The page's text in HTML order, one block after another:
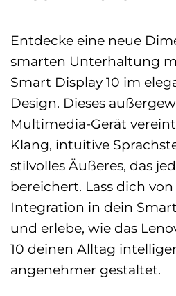
Entdecke eine neue
smarten Unterhaltung
Smart Display 10 im
Design. Dieses
Multimedia-Gerät
Klang, intuitive
stilvolles Äußeres, das
bereichert. Lass dich
Integration in dein
und erlebe, wie das
10 deinen Alltag
angenehmer gestaltet.